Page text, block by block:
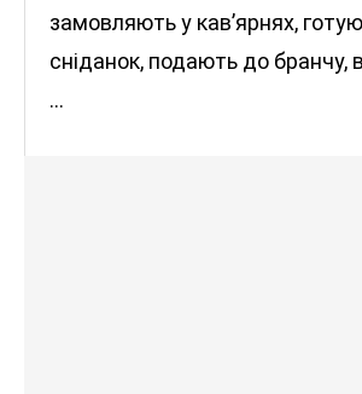
замовляють у кав’ярнях,
сніданок, подають до бранчу,
…